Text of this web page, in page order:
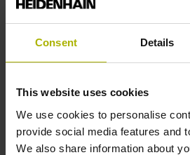
Consent Details
This website uses cookies
We use cookies to personalise
provide social media features and
We also share information about
Positionswert am